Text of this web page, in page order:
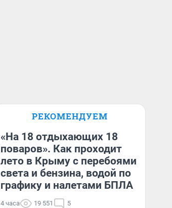
РЕКОМЕНДУЕМ
«На 18 отдыхающих 18
поваров». Как проходит
лето в Крыму с перебоями
света и бензина, водой по
графику и налетами БПЛА
4 часа 19 551 5